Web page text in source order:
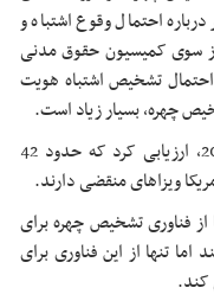
احتمال وقوع اشتباه و
است. گزارشی در سال 2024 از سوی کمیسیون حقوق مدنی
احتمال تشخیص اشتباه هویت
چهره، بسیار زیاد است.
همچنین خدمات تحقیقی کنگره در سال 2023، ارزیابی کرد که حدود 42
فناوری تشخیص چهره برای
تنها از این فناوری برای
کند.